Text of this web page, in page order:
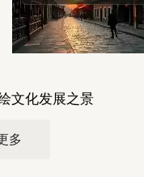
文化发展之景
多